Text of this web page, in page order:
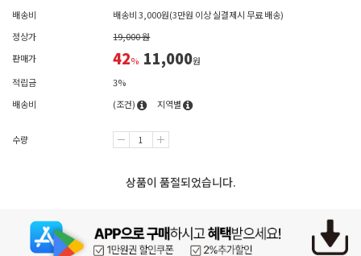
배송비
배송비 3,000원(3만원 이상 실결제시 무료 배송)
정상가
19,000 원
판매가
42% 11,000원
적립금
3%
배송비
(조건) 지역별
수량
상품이 품절되었습니다.